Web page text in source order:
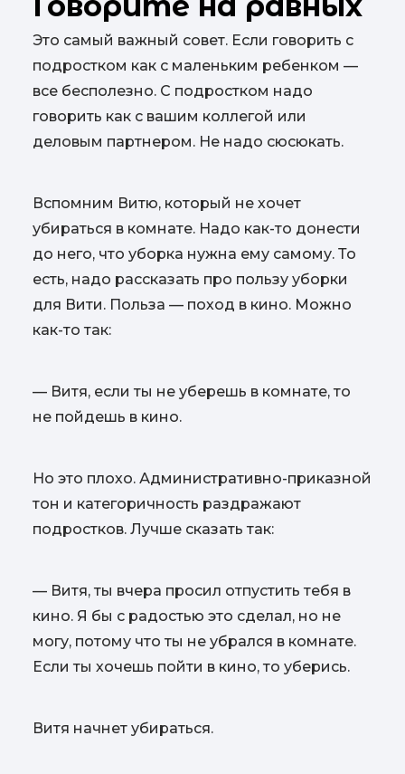
Это самый важный совет. Если говорить с
подростком как с маленьким ребенком —
все бесполезно. С подростком надо
говорить как с вашим коллегой или
деловым партнером. Не надо сюсюкать.
Вспомним Витю, который не хочет
убираться в комнате. Надо как-то донести
до него, что уборка нужна ему самому. То
есть, надо рассказать про пользу уборки
для Вити. Польза — поход в кино. Можно
как-то так:
— Витя, если ты не уберешь в комнате, то
не пойдешь в кино.
Но это плохо. Административно-приказной
тон и категоричность раздражают
подростков. Лучше сказать так:
— Витя, ты вчера просил отпустить тебя в
кино. Я бы с радостью это сделал, но не
могу, потому что ты не убрался в комнате.
Если ты хочешь пойти в кино, то уберись.
Витя начнет убираться.